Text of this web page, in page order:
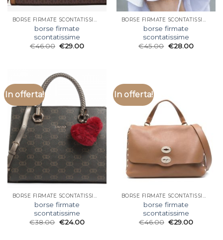
BORSE FIRMATE SCONTATISSIME
borse firmate
scontatissime
€46.00 €29.00
BORSE FIRMATE SCONTATISSIME
borse firmate
scontatissime
€45.00 €28.00
In offerta!
BORSE FIRMATE SCONTATISSIME
borse firmate
scontatissime
€38.00 €24.00
In offerta!
BORSE FIRMATE SCONTATISSIME
borse firmate
scontatissime
€46.00 €29.00